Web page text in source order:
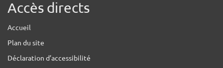
Accès directs
Accueil
Plan du site
Déclaration d’accessibilité